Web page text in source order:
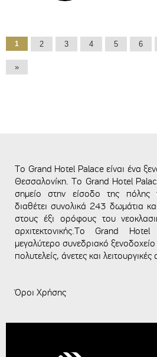
Σελίδες
1 2 3 4 5 6
»
To Grand Hotel Palace είναι ένα
Θεσσαλονίκη. Το Grand Hotel
σημείο στην είσοδο της πόλης
διαθέτει συνολικά 243 δωμάτια
στους έξι ορόφους του
αρχιτεκτονικής.Το Grand
μεγαλύτερο συνεδριακό
πολυτελείς, άνετες και λειτουργικές
Όροι Χρήσης